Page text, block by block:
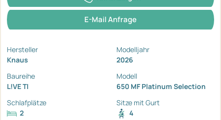
E-Mail Anfrage
Hersteller
Knaus
Modelljahr
2026
Baureihe
L!VE TI
Modell
650 MF Platinum Selection
Schlafplätze
2
Sitze mit Gurt
4